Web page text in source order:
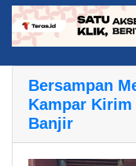
Bersampan
Kampar Kirim
Banjir